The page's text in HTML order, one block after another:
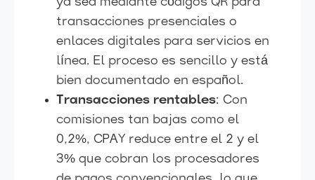
transacciones presenciales o
enlaces digitales para servicios en
línea. El proceso es sencillo y está
bien documentado en español.
Transacciones rentables: Con
comisiones tan bajas como el
0,2%, CPAY reduce entre el 2 y el
3% que cobran los procesadores